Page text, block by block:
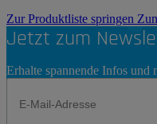
Zur Produktliste springen
Jetzt zum
Erhalte spannende Infos und